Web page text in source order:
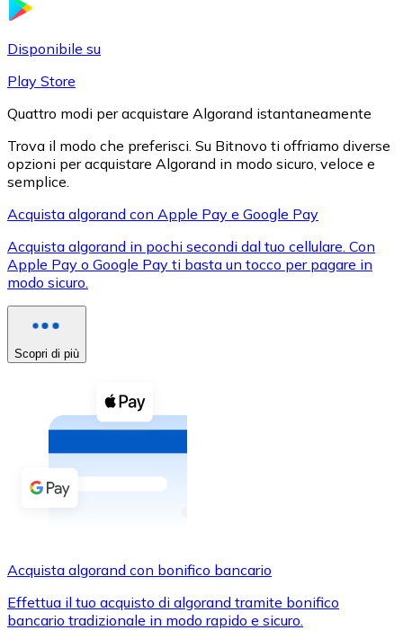
XRP
XRP
Vedi tutto
Buoni cripto
Acquista criptovalute in contanti e altri mezzi di
Acquista con contanti
Bonifico SEPA
Usa le carte Visa e Mastercard per acquistare
Disponibile su
Play Store
Quattro modi per acquistare Algorand istantaneamente
Trova il modo che preferisci. Su Bitnovo ti offriamo diverse
opzioni per acquistare Algorand in modo sicuro, veloce e
semplice.
Acquista algorand con Apple Pay e Google Pay
Acquista algorand in pochi secondi dal tuo cellulare. Con
Apple Pay o Google Pay ti basta un tocco per pagare in
modo sicuro.
Scopri di più
Acquista algorand con bonifico bancario
Effettua il tuo acquisto di algorand tramite bonifico
bancario tradizionale in modo rapido e sicuro.